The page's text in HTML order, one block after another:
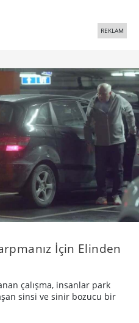
REKLAM
İçin Elinden
çalışma, insanlar park
sinsi ve sinir bozucu bir